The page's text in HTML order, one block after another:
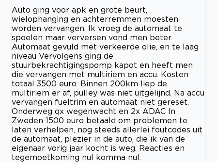
Auto ging voor apk en grote beurt,
wielophanging en achterremmen moesten
worden vervangen. Ik vroeg de automaat te
spoelen maar verversen vond men beter.
Automaat gevuld met verkeerde olie, en te laag
niveau Vervolgens ging de
stuurbekrachtigingspomp kapot en heeft men
die vervangen met multiriem en accu. Kosten
totaal 3500 euro. Binnen 200km liep de
multiriem er af, pulley was niet uitgelijnd. Na accu
vervangen fueltrim en automaat niet gereset.
Onderweg qx wegenwacht en 2x ADAC In
Zweden 1500 euro betaald om problemen te
laten verhelpen, nog steeds allerlei foutcodes uit
de automaat, plezier in de auto, die ik van de
eigenaar vorig jaar kocht is weg. Reacties en
tegemoetkoming nul komma nul.